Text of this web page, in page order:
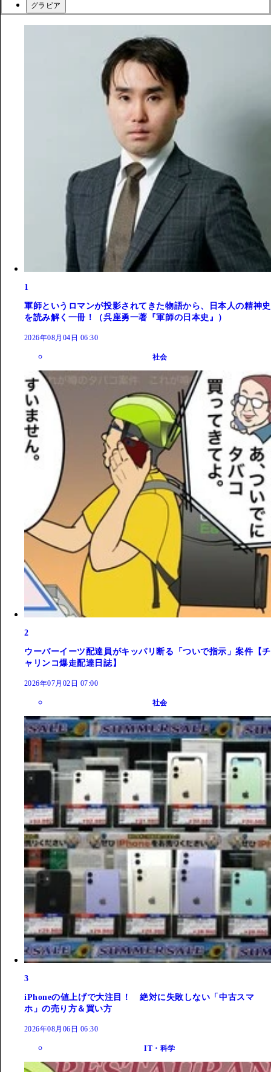
グラビア
1
軍師というロマンが投影されてきた物語から、日本人の精神史
を読み解く一冊！（呉座勇一著『軍師の日本史』）
2026年08月04日 06:30
社会
2
ウーバーイーツ配達員がキッパリ断る「ついで指示」案件【チ
ャリンコ爆走配達日誌】
2026年07月02日 07:00
社会
3
iPhoneの値上げで大注目！ 絶対に失敗しない「中古スマ
ホ」の売り方＆買い方
2026年08月06日 06:30
IT・科学